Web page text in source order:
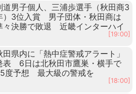
道男子個人、三浦歩選手（秋田商3
）3位入賞 男子団体・秋田商は
々決勝で敗退 近畿インターハイ
[19:00]
田県内に「熱中症警戒アラート」
表 6日は北秋田市鷹巣・横手で
度予想 最大級の警戒を
[18:00]